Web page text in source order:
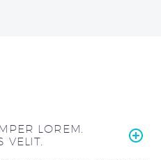
LOREM.
VELIT.